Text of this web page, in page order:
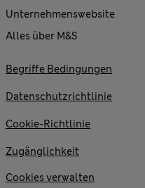
Unternehmenswebsite
Alles über M&S
Begriffe Bedingungen
Datenschutzrichtlinie
Cookie-Richtlinie
Zugänglichkeit
Cookies verwalten